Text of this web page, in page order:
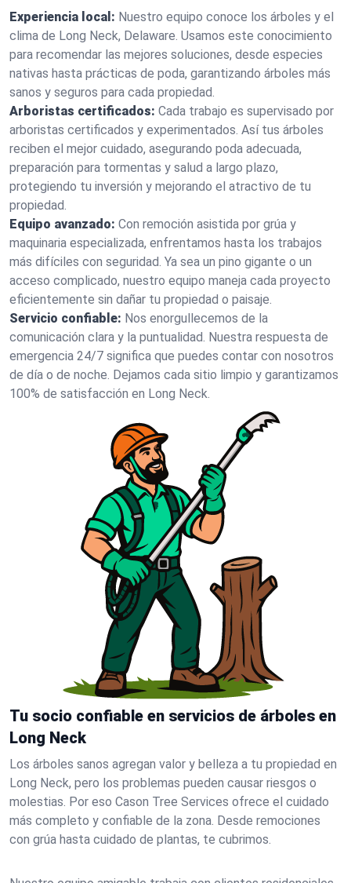
Experiencia local: Nuestro equipo conoce los árboles y el
clima de Long Neck, Delaware. Usamos este conocimiento
para recomendar las mejores soluciones, desde especies
nativas hasta prácticas de poda, garantizando árboles más
sanos y seguros para cada propiedad.
Arboristas certificados: Cada trabajo es supervisado por
arboristas certificados y experimentados. Así tus árboles
reciben el mejor cuidado, asegurando poda adecuada,
preparación para tormentas y salud a largo plazo,
protegiendo tu inversión y mejorando el atractivo de tu
propiedad.
Equipo avanzado: Con remoción asistida por grúa y
maquinaria especializada, enfrentamos hasta los trabajos
más difíciles con seguridad. Ya sea un pino gigante o un
acceso complicado, nuestro equipo maneja cada proyecto
eficientemente sin dañar tu propiedad o paisaje.
Servicio confiable: Nos enorgullecemos de la
comunicación clara y la puntualidad. Nuestra respuesta de
emergencia 24/7 significa que puedes contar con nosotros
de día o de noche. Dejamos cada sitio limpio y garantizamos
100% de satisfacción en Long Neck.
Tu socio confiable en servicios de árboles en
Long Neck
Los árboles sanos agregan valor y belleza a tu propiedad en
Long Neck, pero los problemas pueden causar riesgos o
molestias. Por eso Cason Tree Services ofrece el cuidado
más completo y confiable de la zona. Desde remociones
con grúa hasta cuidado de plantas, te cubrimos.